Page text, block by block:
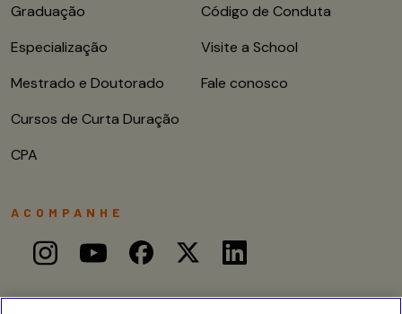
Graduação
Especialização
Mestrado e Doutorado
Cursos de Curta Duração
CPA
Código de Conduta
Visite a School
Fale conosco
ACOMPANHE